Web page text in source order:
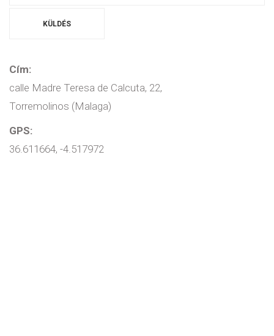
Cím:
calle Madre Teresa de Calcuta, 22,
Torremolinos (Malaga)
GPS:
36.611664, -4.517972